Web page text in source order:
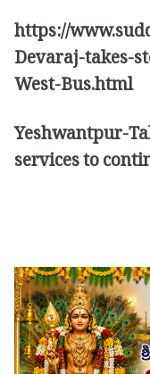
https://
Devaraj-takes-
West-Bus.html
Yeshwantpur-
services to